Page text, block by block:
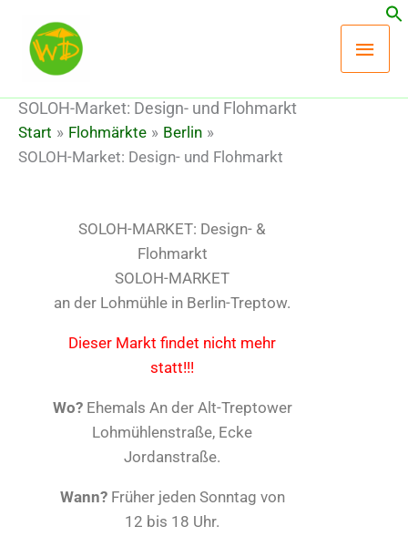
Inhalt
springen
SOLOH-Market: Design- und Flohmarkt
Start Flohmärkte
Berlin
SOLOH-Market: Design- und Flohmarkt
SOLOH-MARKET: Design- &
Flohmarkt
SOLOH-MARKET
an der Lohmühle in Berlin-Treptow.
Dieser Markt findet nicht mehr
statt!!!
Wo?Ehemals An der Alt-Treptower
Lohmühlenstraße, Ecke
Jordanstraße.
Wann?Früher jeden Sonntag von
12 bis 18 Uhr.